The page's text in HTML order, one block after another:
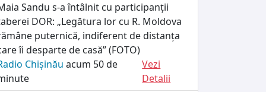
Sandu s-a întâlnit cu participanții
DOR: „Legătura lor cu R. Moldova
puternică, indiferent de distanța
îi desparte de casă” (FOTO)
Chișinău acum 50 de
Vezi
Detalii